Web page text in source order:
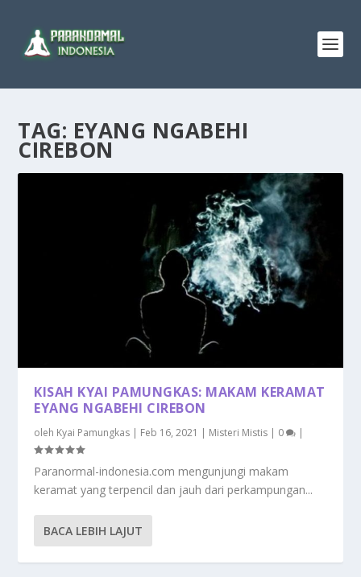
TAG: EYANG NGABEHI
CIREBON
KISAH KYAI PAMUNGKAS: MAKAM KERAMAT
EYANG NGABEHI CIREBON
oleh Kyai Pamungkas | Feb 16, 2021 | Misteri Mistis | 0 |
Paranormal-indonesia.com mengunjungi makam
keramat yang terpencil dan jauh dari perkampungan...
BACA LEBIH LAJUT